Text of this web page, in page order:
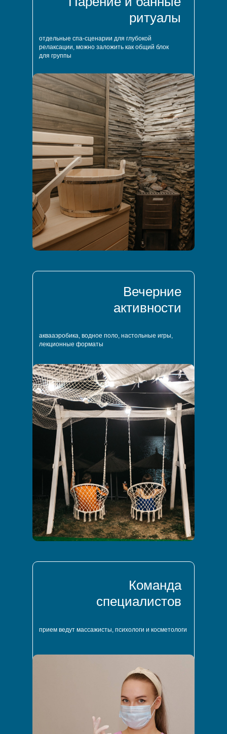
Команда
специалистов
Вечерние
активности
ритуалы
прием ведут массажисты, психологи и косметологи
аквааэробика, водное поло, настольные игры,
лекционные форматы
отдельные спа-сценарии для глубокой
релаксации, можно заложить как общий блок
для группы